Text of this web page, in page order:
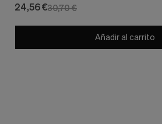
30,70 €
24,56 €
Añadir al carrito